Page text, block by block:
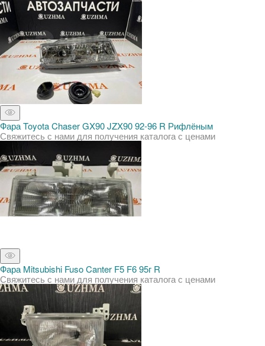
Фара Toyota Chaser GX90 JZX90 92-96 R Рифлёным
Свяжитесь с нами для получения каталога с ценами
Фара Mitsubishi Fuso Canter F5 F6 95г R
Свяжитесь с нами для получения каталога с ценами